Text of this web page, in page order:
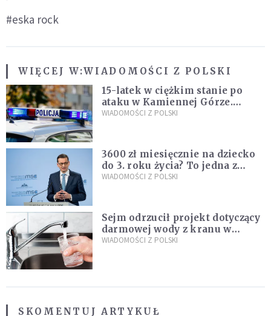
#eska rock
WIĘCEJ W:WIADOMOŚCI Z POLSKI
15-latek w ciężkim stanie po
ataku w Kamiennej Górze.
Policja zatrzymała dwóch
WIADOMOŚCI Z POLSKI
3600 zł miesięcznie na dziecko
do 3. roku życia? To jedna z
propozycji programu "Rozwój
WIADOMOŚCI Z POLSKI
Sejm odrzucił projekt dotyczący
darmowej wody z kranu w
restauracjach
WIADOMOŚCI Z POLSKI
SKOMENTUJ ARTYKUŁ